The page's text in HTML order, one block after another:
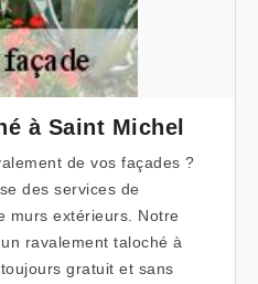
à Saint Michel
de vos façades ?
des services de
murs extérieurs. Notre
ravalement taloché à
gratuit et sans